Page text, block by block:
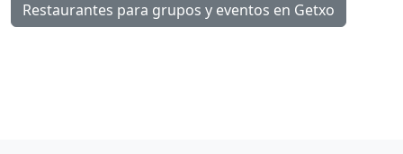
Restaurantes para grupos y eventos en Getxo